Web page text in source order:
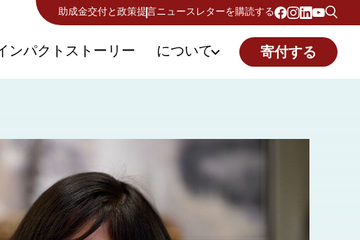
助成金交付と政策提言 ニュースレターを購読する
ンパクトストーリー について 寄付する